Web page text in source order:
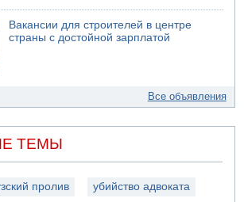
Вакансии для строителей в центре
страны с достойной зарплатой
Все объявления
ТЕМЫ
пролив убийство адвоката